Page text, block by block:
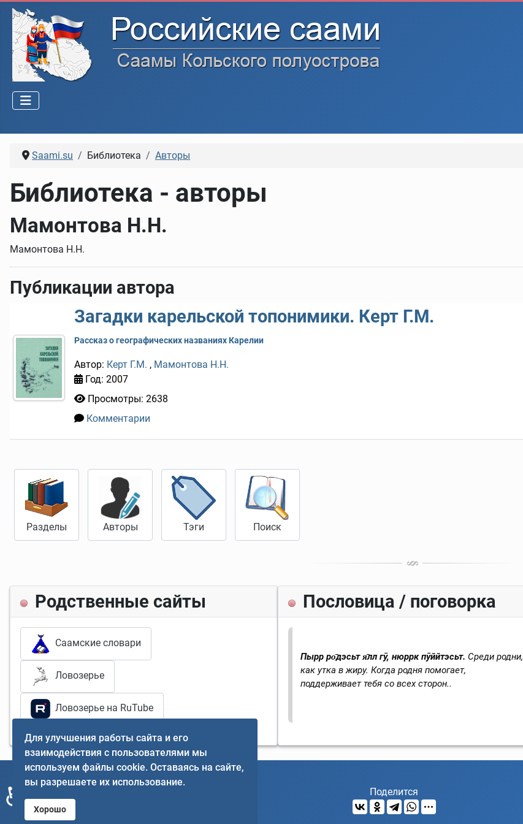
Saami.su Библиотека Авторы
Библиотека - авторы
Мамонтова Н.Н.
Мамонтова Н.Н.
Публикации автора
Загадки карельской топонимики. Керт Г.М.
Рассказ о географических названиях Карелии
Автор: Керт Г.М. , Мамонтова Н.Н.
Год: 2007
Просмотры: 2638
Комментарии
Разделы Авторы Тэги Поиск
Родственные сайты
Саамские словари
Ловозерье
Ловозерье на RuTube
Пословица / поговорка
Пырр ро̄дэсьт я̄лл гӯ, нюррк пӯййтэсьт. Среди родни,
как утка в жиру.Когда родня помогает,
поддерживает тебя со всех сторон..
Поделится
Для улучшения работы сайта и его
взаимодействия с пользователями мы
используем файлы cookie. Оставаясь на сайте,
вы разрешаете их использование.
Хорошо